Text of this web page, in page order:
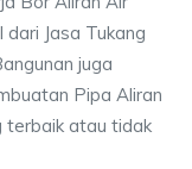
Jasa Tukang
juga
Pipa Aliran
terbaik atau tidak